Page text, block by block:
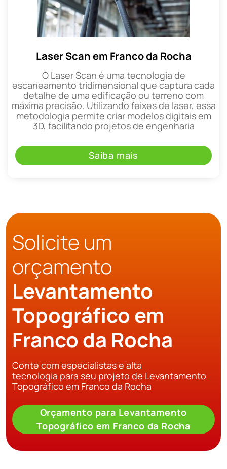
Laser Scan em Franco da Rocha
O Laser Scan é uma tecnologia de
escaneamento tridimensional que captura cada
detalhe de uma edificação ou terreno com
máxima precisão. Utilizando feixes de laser, essa
metodologia permite criar modelos digitais em
3D, facilitando projetos de engenharia
Saiba mais
Solicite um
orçamento
Levantamento
Topográfico em
Franco da Rocha
Conte com especialistas e alta
tecnologia para seu projeto de Levantamento
Topográfico em Franco da Rocha
Orçamento para Levantamento
Topográfico em Franco da Rocha